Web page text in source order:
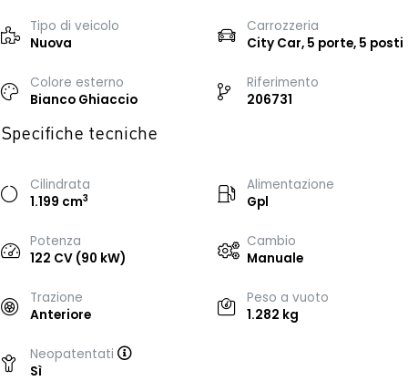
Tipo di veicolo
Nuova
Carrozzeria
City Car, 5 porte, 5 posti
Colore esterno
Bianco Ghiaccio
Riferimento
206731
Specifiche tecniche
Cilindrata
1.199 cm3
Alimentazione
Gpl
Potenza
122 CV (90 kW)
Cambio
Manuale
Trazione
Anteriore
Peso a vuoto
1.282 kg
Neopatentati
Sì